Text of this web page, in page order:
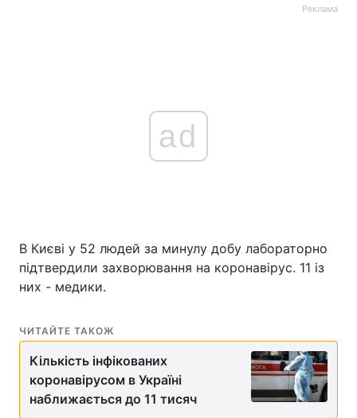
Реклама
ad
В Києві у 52 людей за минулу добу лабораторно
підтвердили захворювання на коронавірус. 11 із
них - медики.
ЧИТАЙТЕ ТАКОЖ
Кількість інфікованих
коронавірусом в Україні
наближається до 11 тисяч